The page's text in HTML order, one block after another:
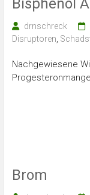
Bisphenol
drnschreck
Disruptoren
Nachgewiesene
Brom